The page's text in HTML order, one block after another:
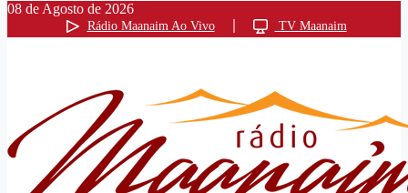
08 de Agosto de 2026
Rádio Maanaim Ao Vivo TV Maanaim